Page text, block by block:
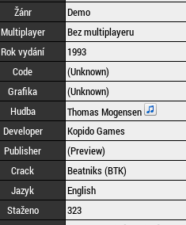
Žánr
Demo
Multiplayer
Bez multiplayeru
Rok vydání
1993
Code
(Unknown)
Grafika
(Unknown)
Hudba
Thomas Mogensen
Developer
Kopido Games
Publisher
(Preview)
Crack
Beatniks (BTK)
Jazyk
English
Staženo
323